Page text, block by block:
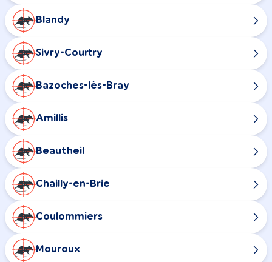
Blandy
Sivry-Courtry
Bazoches-lès-Bray
Amillis
Beautheil
Chailly-en-Brie
Coulommiers
Mouroux